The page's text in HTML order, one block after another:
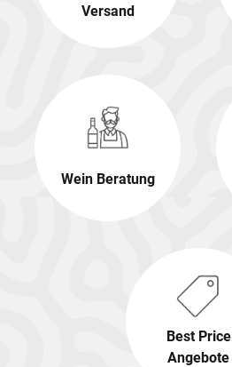
Versand
Wein Beratung
Best Price
Angebote